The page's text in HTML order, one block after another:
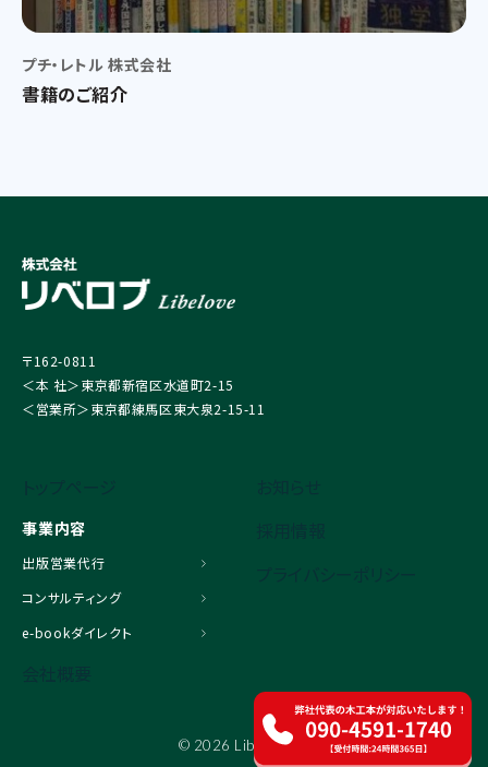
プチ・レトル 株式会社
書籍のご紹介
〒162-0811
＜本 社＞東京都新宿区水道町2-15
＜営業所＞東京都練馬区東大泉2-15-11
事業内容
出版営業代行
コンサルティング
e-bookダイレクト
© 2026 Libelove.inc